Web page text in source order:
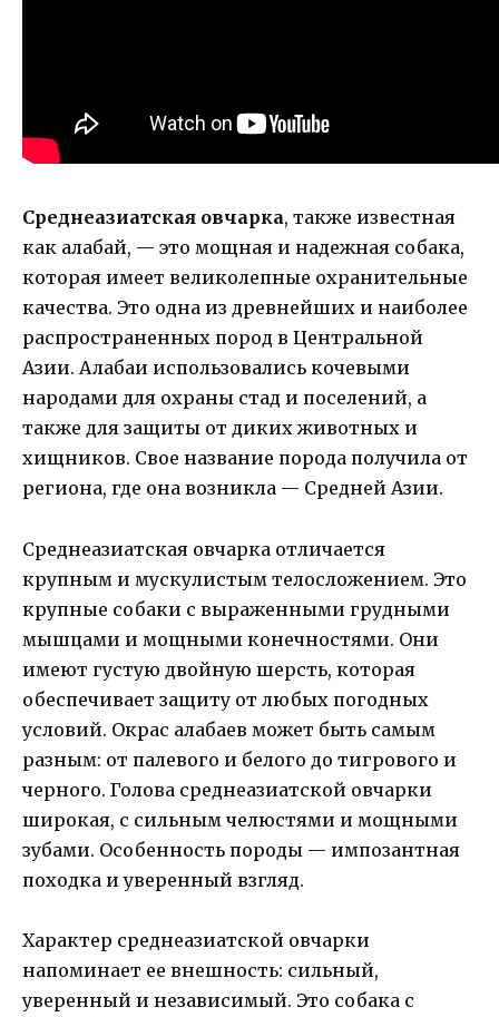
Среднеазиатская овчарка, также известная
как алабай, — это мощная и надежная собака,
которая имеет великолепные охранительные
качества. Это одна из древнейших и наиболее
распространенных пород в Центральной
Азии. Алабаи использовались кочевыми
народами для охраны стад и поселений, а
также для защиты от диких животных и
хищников. Свое название порода получила от
региона, где она возникла — Средней Азии.
Среднеазиатская овчарка отличается
крупным и мускулистым телосложением. Это
крупные собаки с выраженными грудными
мышцами и мощными конечностями. Они
имеют густую двойную шерсть, которая
обеспечивает защиту от любых погодных
условий. Окрас алабаев может быть самым
разным: от палевого и белого до тигрового и
черного. Голова среднеазиатской овчарки
широкая, с сильным челюстями и мощными
зубами. Особенность породы — импозантная
походка и уверенный взгляд.
Характер среднеазиатской овчарки
напоминает ее внешность: сильный,
уверенный и независимый. Это собака с